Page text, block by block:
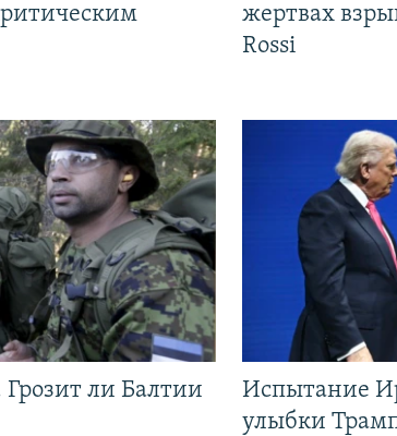
жертвах
Rossi
ли Балтии
Испытание
улыбки